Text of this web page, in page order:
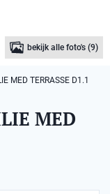
bekijk alle foto's (9)
MED TERRASSE D1.1
MED